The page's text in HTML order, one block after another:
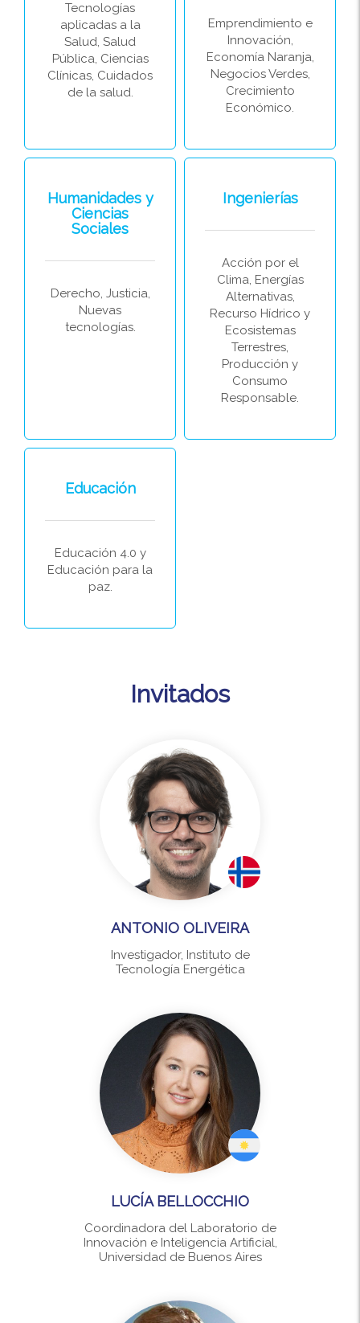
Tecnologías
aplicadas a la
Salud, Salud
Pública, Ciencias
Clínicas, Cuidados
de la salud.
Emprendimiento e
Innovación,
Economía Naranja,
Negocios Verdes,
Crecimiento
Económico.
Humanidades y
Ciencias
Sociales
Derecho, Justicia,
Nuevas
tecnologías.
Ingenierías
Acción por el
Clima, Energías
Alternativas,
Recurso Hídrico y
Ecosistemas
Terrestres,
Producción y
Consumo
Responsable.
Educación
Educación 4.0 y
Educación para la
paz.
Invitados
ANTONIO OLIVEIRA
Investigador, Instituto de
Tecnología Energética
LUCÍA BELLOCCHIO
Coordinadora del Laboratorio de
Innovación e Inteligencia Artificial,
Universidad de Buenos Aires